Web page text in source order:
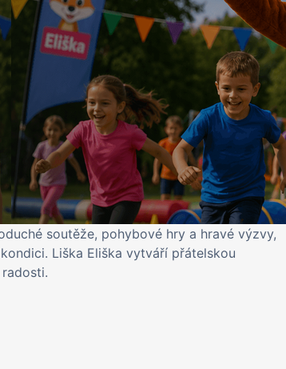
soutěže, pohybové hry a hravé výzvy,
Liška Eliška vytváří přátelskou